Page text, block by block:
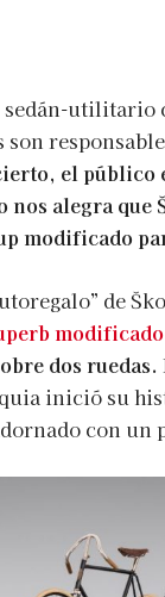
sedán-utilitario
el público
alegra que
modificado
de
modificado
dos ruedas.
inició su
con un